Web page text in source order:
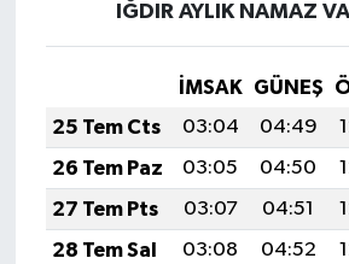
IĞDIR AYLIK NAMAZ
İMSAK GÜNEŞ
25 Tem Cts
03:04 04:49
26 Tem Paz
03:05 04:50
27 Tem Pts
03:07 04:51
28 Tem Sal
03:08 04:52